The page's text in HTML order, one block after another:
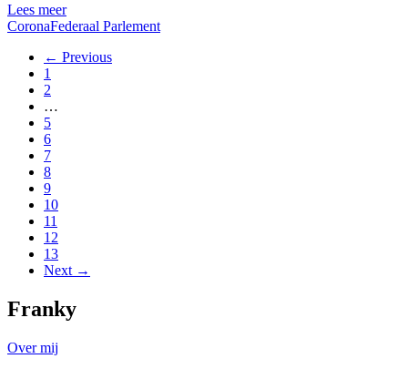
Lees meer
CoronaFederaal Parlement
← Previous
1
2
…
5
6
7
8
9
10
11
12
13
Next →
Franky
Over mij